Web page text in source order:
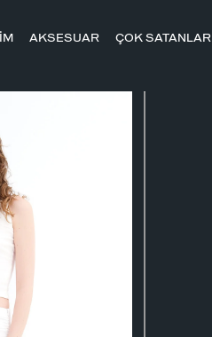
AKSESUAR ÇOK SATANLAR